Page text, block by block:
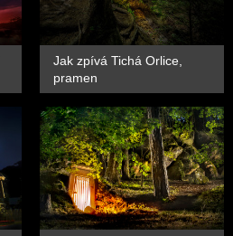
Jak zpívá Tichá Orlice,
pramen